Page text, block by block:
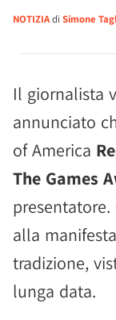
NOTIZIAdi Simone
Il giornalista
annunciato
of America
The Games
presentatore.
alla
tradizione,
lunga data.